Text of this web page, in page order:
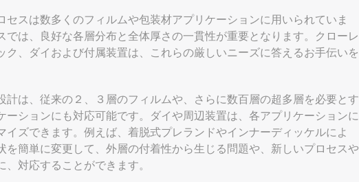
セスは数多くのフィルムや包装材アプリケーションに用いられていま
では、良好な各層分布と全体厚さの一貫性が重要となります。クローレ
ク、ダイおよび付属装置は、これらの厳しいニーズに答えるお手伝いを
計は、従来の２、３層のフィルムや、さらに数百層の超多層を必要とす
ーションにも対応可能です。ダイや周辺装置は、各アプリケーションに
イズできます。例えば、着脱式プレランドやインナーディッケルによ
を簡単に変更して、外層の付着性から生じる問題や、新しいプロセスや
、対応することができます。